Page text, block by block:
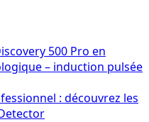
: découvrez les